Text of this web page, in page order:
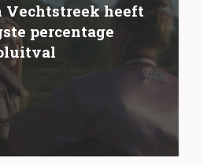
Vechtstreek heeft
percentage